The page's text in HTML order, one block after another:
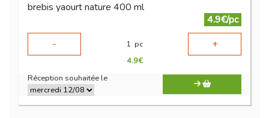
brebis yaourt nature 400 ml
4.9€/pc
-
1 pc +
4.9€
Réception souhaitée le